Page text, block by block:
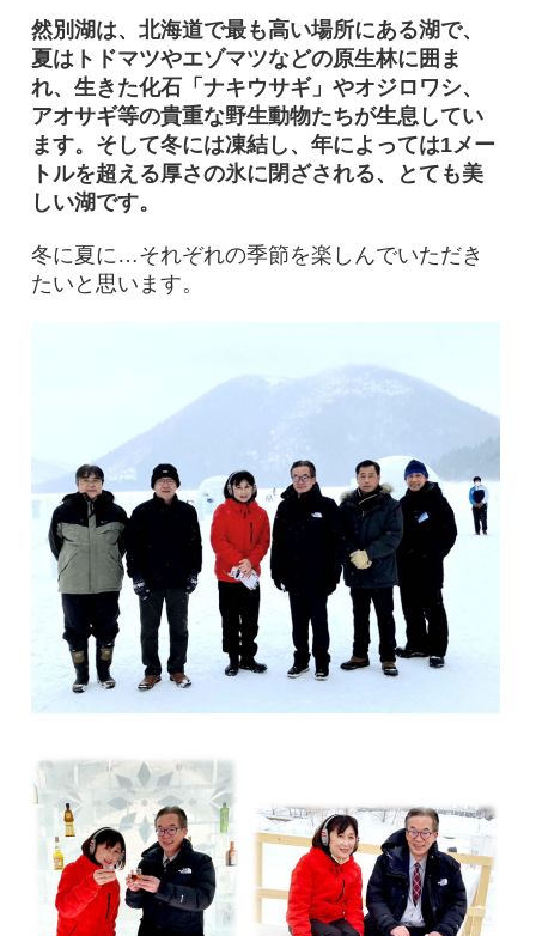
然別湖は、北海道で最も高い場所にある湖で、
夏はトドマツやエゾマツなどの原生林に囲ま
れ、生きた化石「ナキウサギ」やオジロワシ、
アオサギ等の貴重な野生動物たちが生息してい
ます。そして冬には凍結し、年によっては1メー
トルを超える厚さの氷に閉ざされる、とても美
しい湖です。
冬に夏に…それぞれの季節を楽しんでいただき
たいと思います。​​​​